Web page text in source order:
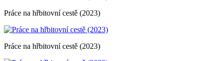
Práce na hřbitovní cestě (2023)
Práce na hřbitovní cestě (2023)